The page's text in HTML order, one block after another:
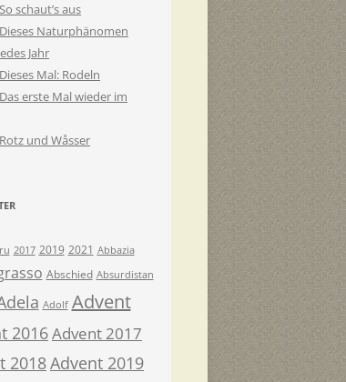
So schaut’s aus
Dieses Naturphänomen
Jahr
Dieses Mal: Rodeln
Das erste Mal wieder im
Rotz und Wåsser
2017 2019 2021 Abbazia
Abschied Absurdistan
Adolf Advent
2016Advent 2017
2018Advent 2019